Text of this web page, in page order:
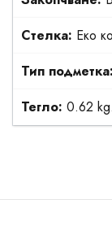
Стелка: Еко
Тип подметка:
Тегло: 0.62 kg.